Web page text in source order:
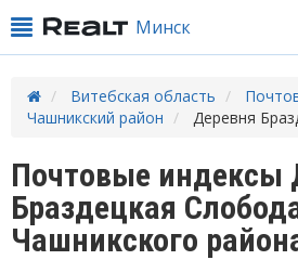
Минск
Витебская область
Чашникский район
Деревня
Почтовые индексы
Браздецкая
Чашникского